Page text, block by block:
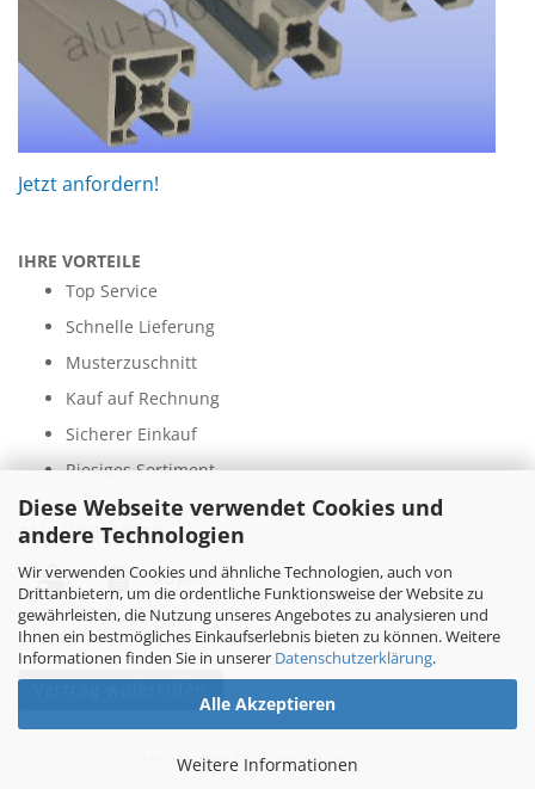
Diese Webseite verwendet Cookies und
andere Technologien
Wir verwenden Cookies und ähnliche Technologien, auch von
Drittanbietern, um die ordentliche Funktionsweise der Website zu
gewährleisten, die Nutzung unseres Angebotes zu analysieren und
Ihnen ein bestmögliches Einkaufserlebnis bieten zu können. Weitere
Informationen finden Sie in unserer Datenschutzerklärung.
Alle Akzeptieren
Weitere Informationen
Jetzt anfordern!
IHRE VORTEILE
Top Service
Schnelle Lieferung
Musterzuschnitt
Kauf auf Rechnung
Sicherer Einkauf
Riesiges Sortiment
ZAHLUNGSARTEN
Internetshopby Gambio.de © 2026